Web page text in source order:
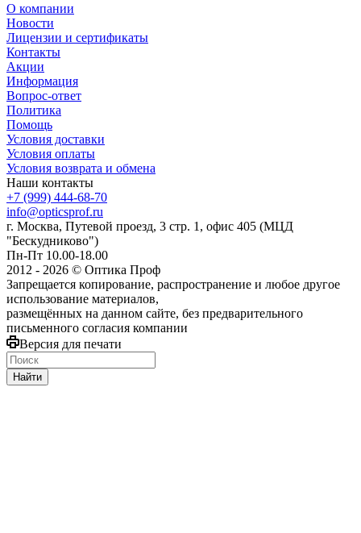
О компании
Новости
Лицензии и сертификаты
Контакты
Акции
Информация
Вопрос-ответ
Политика
Помощь
Условия доставки
Условия оплаты
Условия возврата и обмена
Наши контакты
+7 (999) 444-68-70
info@opticsprof.ru
г. Москва, Путевой проезд, 3 стр. 1, офис 405 (МЦД
"Бескудниково")
Пн-Пт 10.00-18.00
2012 - 2026 © Оптика Проф
Запрещается копирование, распространение и любое другое
использование материалов,
размещённых на данном сайте, без предварительного
письменного согласия компании
Версия для печати
Найти